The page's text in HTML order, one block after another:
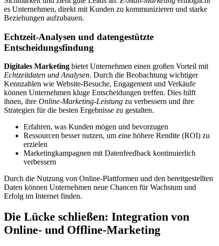
es Unternehmen, direkt mit Kunden zu kommunizieren und starke
Beziehungen aufzubauen.
Echtzeit-Analysen und datengestützte
Entscheidungsfindung
Digitales Marketing bietet Unternehmen einen großen Vorteil mit
Echtzeitdaten und Analysen. Durch die Beobachtung wichtiger
Kennzahlen wie Website-Besuche, Engagement und Verkäufe
können Unternehmen kluge Entscheidungen treffen. Dies hilft
ihnen, ihre Online-Marketing-Leistung zu verbessern und ihre
Strategien für die besten Ergebnisse zu gestalten.
Erfahren, was Kunden mögen und bevorzugen
Ressourcen besser nutzen, um eine höhere Rendite (ROI) zu
erzielen
Marketingkampagnen mit Datenfeedback kontinuierlich
verbessern
Durch die Nutzung von Online-Plattformen und den bereitgestellten
Daten können Unternehmen neue Chancen für Wachstum und
Erfolg im Internet finden.
Die Lücke schließen: Integration von
Online- und Offline-Marketing